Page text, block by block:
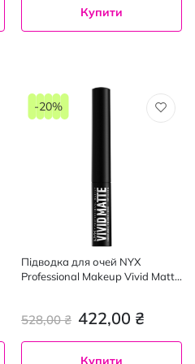
Купити
Підводка для очей NYX
Professional Makeup Vivid Matte
422,00 ₴
528,00 ₴
-20%
Купити